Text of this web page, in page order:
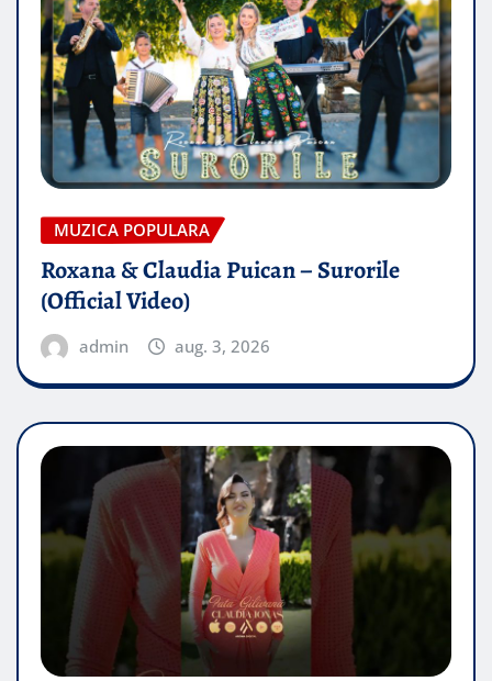
MUZICA POPULARA
Roxana & Claudia Puican – Surorile
(Official Video)
admin aug. 3, 2026